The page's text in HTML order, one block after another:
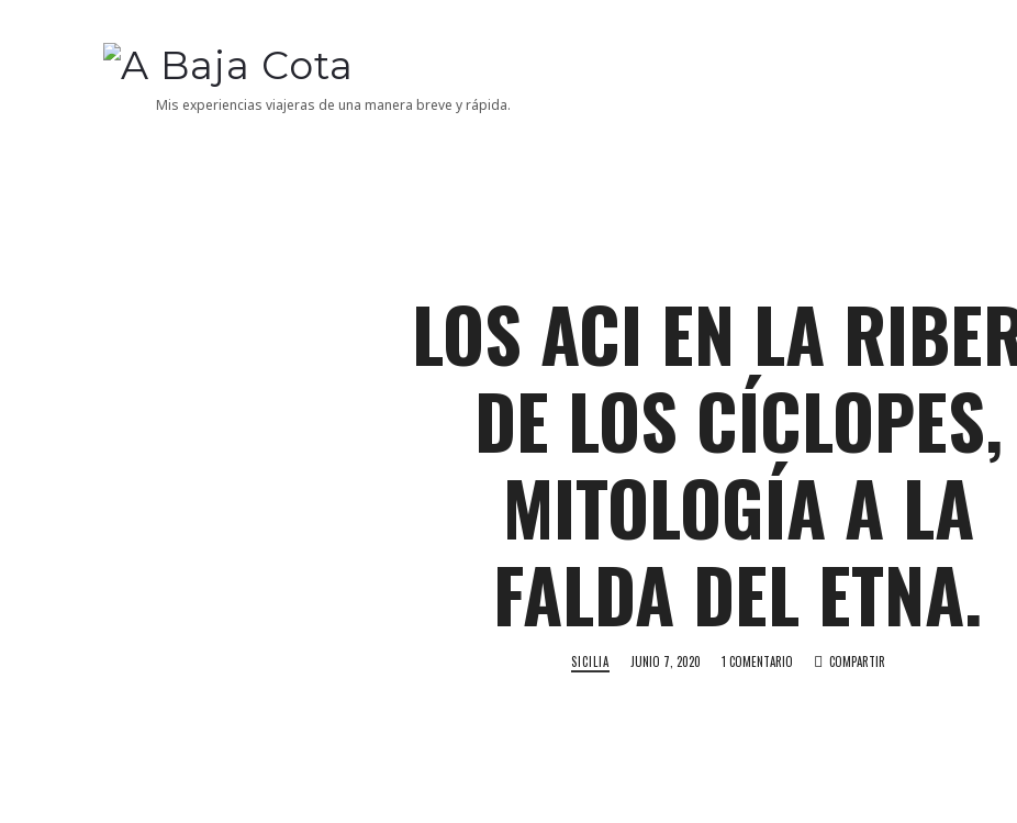
A
BajaMis experiencias viajeras de una manera breve y rápida.
LOS ACI EN LA
DE LOS CÍCLOPES,
MITOLOGÍA A LA
FALDA DEL ETNA.
SICILIA JUNIO 7, 2020 1 COMENTARIO COMPARTIR